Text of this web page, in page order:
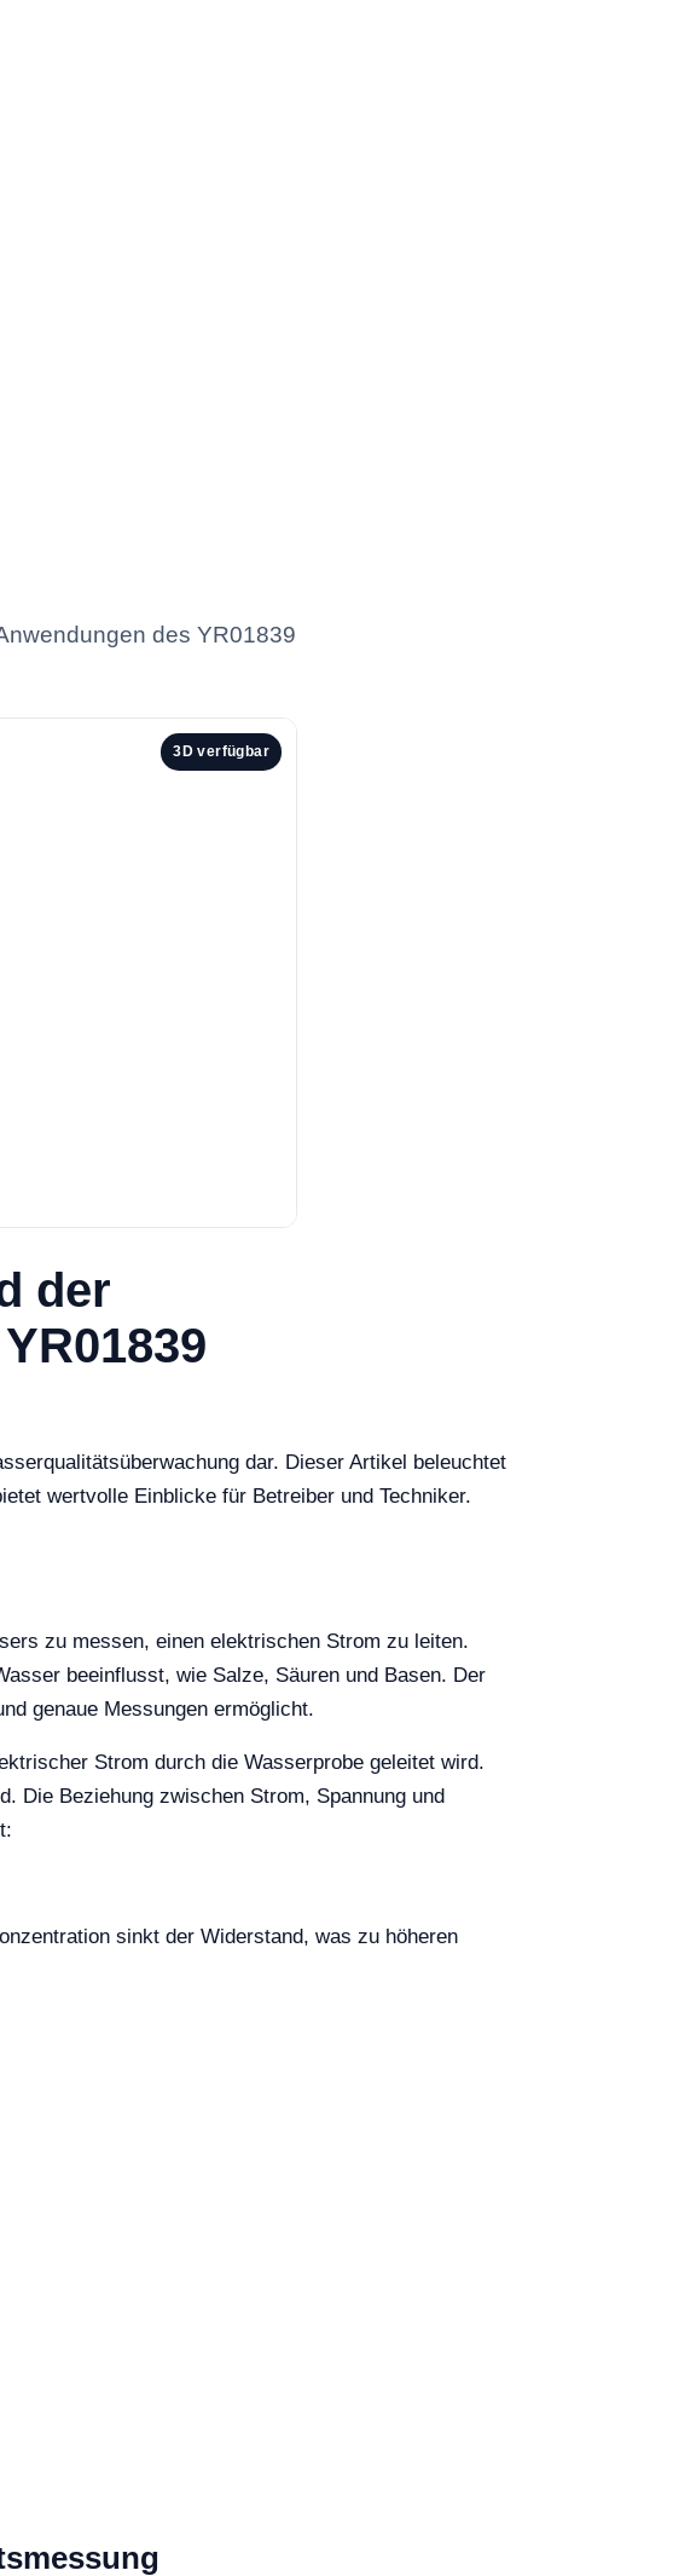
des YR01839
3D verfügbar
der
dar. Dieser Artikel beleuchtet
wertvolle Einblicke für Betreiber und Techniker.
zu messen, einen elektrischen Strom zu leiten.
beeinflusst, wie Salze, Säuren und Basen. Der
genaue Messungen ermöglicht.
Strom durch die Wasserprobe geleitet wird.
Die Beziehung zwischen Strom, Spannung und
sinkt der Widerstand, was zu höheren